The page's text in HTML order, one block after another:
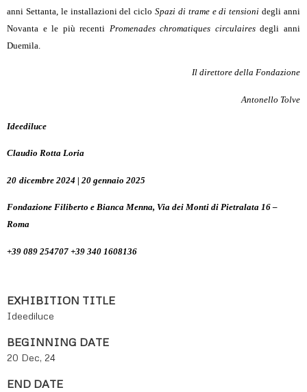
anni Settanta, le installazioni del cicloSpazi di trame e di tensioni degli anni
Novanta e le più recenti Promenades chromatiques circulairesdegli anni
Duemila.
Il direttore della Fondazione
Antonello Tolve
Ideediluce
Claudio Rotta Loria
20 dicembre 2024 | 20 gennaio 2025
Fondazione Filiberto e Bianca Menna, Via dei Monti di Pietralata 16–
Roma
+39 089 254707 +39 340 1608136
EXHIBITION TITLE
Ideediluce
BEGINNING DATE
20 Dec, 24
END DATE